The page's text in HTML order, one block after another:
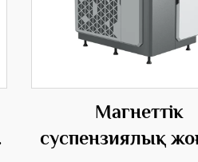
Магнеттік
суспензиялық